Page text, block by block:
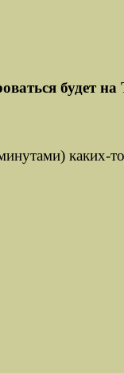
будет на
каких-